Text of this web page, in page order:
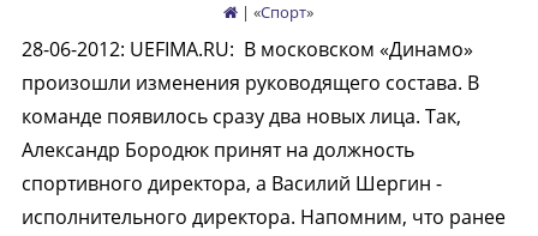
| «Спорт»
28-06-2012: UEFIMA.RU: В московском «Динамо»
произошли изменения руководящего состава. В
команде появилось сразу два новых лица. Так,
Александр Бородюк принят на должность
спортивного директора, а Василий Шергин -
исполнительного директора. Напомним, что ранее